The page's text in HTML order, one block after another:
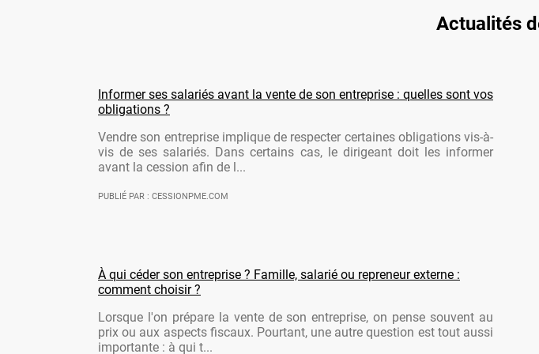
Actualités
Informer ses salariés avant la vente de son entreprise : quelles sont vos
obligations ?
Vendre son entreprise implique de respecter certaines obligations vis-à-
vis de ses salariés. Dans certains cas, le dirigeant doit les informer
avant la cession afin de l...
PUBLIÉ PAR : CESSIONPME.COM
À qui céder son entreprise ? Famille, salarié ou repreneur externe :
comment choisir ?
Lorsque l'on prépare la vente de son entreprise, on pense souvent au
prix ou aux aspects fiscaux. Pourtant, une autre question est tout aussi
importante : à qui t...